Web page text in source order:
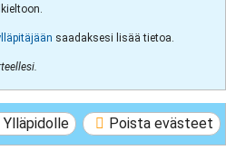
saadaksesi lisää tietoa.
Poista evästeet